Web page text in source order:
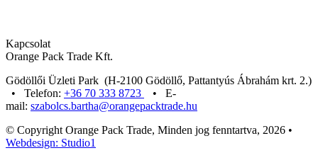
Kapcsolat
Orange Pack Trade Kft.
Gödöllői Üzleti Park (H-2100 Gödöllő, Pattantyús Ábrahám krt. 2.)
• Telefon: +36 70 333 8723
• E-
mail: szabolcs.bartha@orangepacktrade.hu
© Copyright Orange Pack Trade, Minden jog fenntartva, 2026 •
Webdesign: Studio1